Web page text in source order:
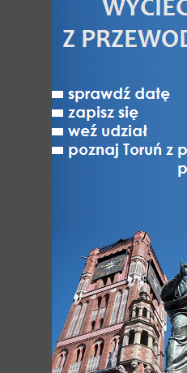
Toruń
Jak Toruń z
Atrakcje
Odkryj
UNESCO: Światowe
Muzea w
Różnorodność
Kultura,
Festiwale i
Parki, Ogrody,